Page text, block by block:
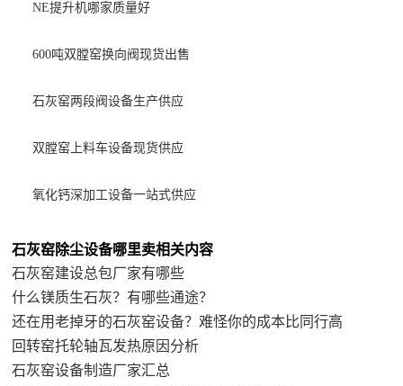
NE提升机哪家质量好
600吨双膛窑换向阀现货出售
石灰窑两段阀设备生产供应
双膛窑上料车设备现货供应
氧化钙深加工设备一站式供应
石灰窑除尘设备哪里卖相关内容
石灰窑建设总包厂家有哪些
什么镁质生石灰？有哪些通途？
还在用老掉牙的石灰窑设备？难怪你的成本比同行高
回转窑托轮轴瓦发热原因分析
石灰窑设备制造厂家汇总